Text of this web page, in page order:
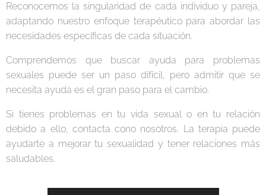
Reconocemos la singularidad de cada individuo y pareja,
adaptando nuestro enfoque terapéutico para abordar las
necesidades específicas de cada situación.
Comprendemos que buscar ayuda para problemas
sexuales puede ser un paso difícil, pero admitir que se
necesita ayuda es el gran paso para el cambio.
Si tienes problemas en tu vida sexual o en tu relación
debido a ello, contacta cono nosotros. La terapia puede
ayudarte a mejorar tu sexualidad y tener relaciones más
saludables.